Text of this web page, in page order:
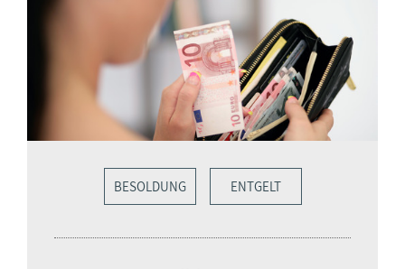
BESOLDUNG ENTGELT